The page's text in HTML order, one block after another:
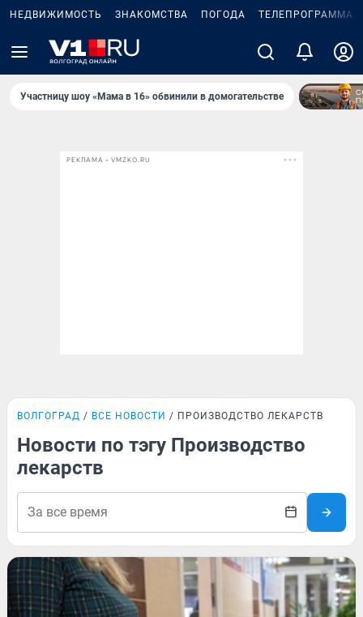
НЕДВИЖИМОСТЬ ЗНАКОМСТВА ПОГОДА ТЕЛЕПРОГРАММА
Участницу шоу «Мама в 16» обвинили в домогательстве
РЕКЛАМА • VMZKO.RU
ВОЛГОГРАД ВСЕ НОВОСТИ ПРОИЗВОДСТВО ЛЕКАРСТВ
Новости по тэгу Производство
лекарств